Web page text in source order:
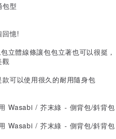
包型
回憶!
立體線條讓包包立著也可以很挺，
觀
可以使用很久的耐用隨身包